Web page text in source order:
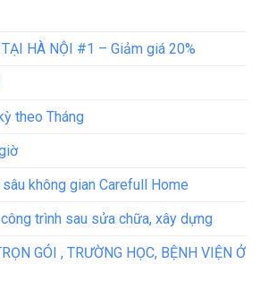
HÀ NỘI #1 – Giảm giá 20%
theo Tháng
không gian Carefull Home
trình sau sửa chữa, xây dựng
GÓI , TRƯỜNG HỌC, BỆNH VIỆN Ở